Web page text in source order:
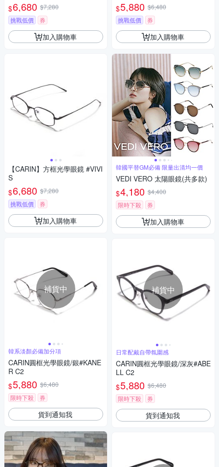
$6,680 $7,280
挑戰低價
券
加入購物車
【CARIN】方框光學眼鏡 #VIVI
S
$6,680 $7,280
挑戰低價
券
加入購物車
補貨中
韓系淡顏必備加分項
CARIN圓框光學眼鏡/銀#KANE
R C2
$5,880 $6,480
限時下殺
券
貨到通知我
$5,880 $6,480
挑戰低價
券
加入購物車
韓國平替GM必備 限量出清均一價
VEDI VERO 太陽眼鏡(共多款)
$4,180 $4,400
限時下殺
券
加入購物車
補貨中
日常配戴自帶氛圍感
CARIN圓框光學眼鏡/深灰#ABE
LL C2
$5,880 $6,480
限時下殺
券
貨到通知我